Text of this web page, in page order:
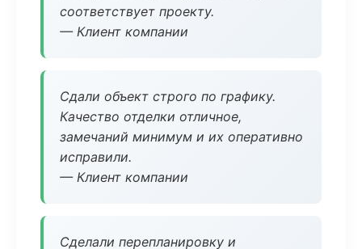
соответствует проекту.
— Клиент компании
Сдали объект строго по графику.
Качество отделки отличное,
замечаний минимум и их оперативно
исправили.
— Клиент компании
Сделали перепланировку и